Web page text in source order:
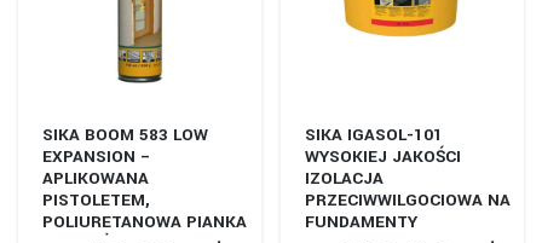
SIKA BOOM 583 LOW
EXPANSION –
APLIKOWANA
PISTOLETEM,
POLIURETANOWA PIANKA
SIKA IGASOL-101
WYSOKIEJ JAKOŚCI
IZOLACJA
PRZECIWWILGOCIOWA NA
FUNDAMENTY